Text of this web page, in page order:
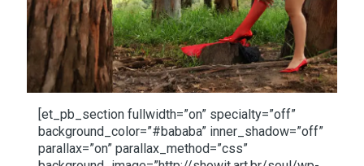
[et_pb_section fullwidth=”on” specialty=”off”
background_color=”#bababa” inner_shadow=”off”
parallax=”on” parallax_method=”css”